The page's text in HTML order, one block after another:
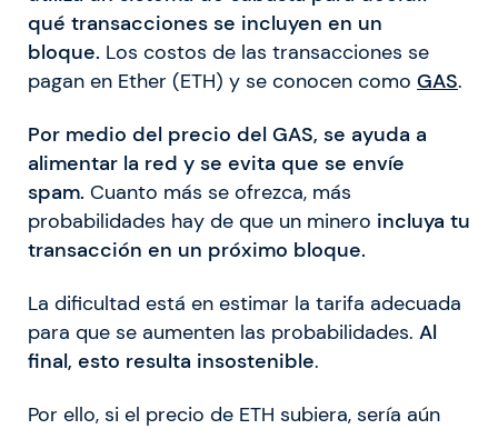
qué transacciones se incluyen en un
bloque. Los costos de las transacciones se
pagan en Ether (ETH) y se conocen como GAS.
Por medio del precio del GAS, se ayuda a
alimentar la red y se evita que se envíe
spam. Cuanto más se ofrezca, más
probabilidades hay de que un minero incluya tu
transacción en un próximo bloque.
La dificultad está en estimar la tarifa adecuada
para que se aumenten las probabilidades. Al
final, esto resulta insostenible.
Por ello, si el precio de ETH subiera, sería aún